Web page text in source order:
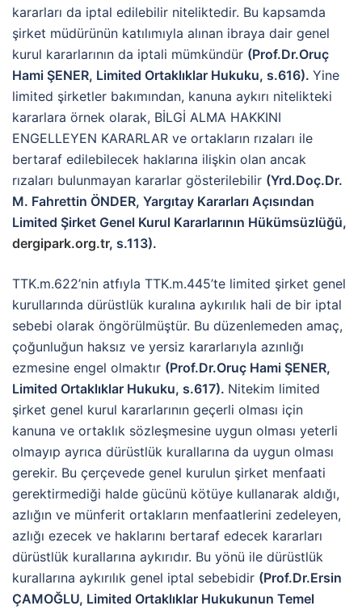
kararları da iptal edilebilir niteliktedir. Bu kapsamda
şirket müdürünün katılımıyla alınan ibraya dair genel
kurul kararlarının da iptali mümkündür (Prof.Dr.Oruç
Hami ŞENER, Limited Ortaklıklar Hukuku, s.616). Yine
limited şirketler bakımından, kanuna aykırı nitelikteki
kararlara örnek olarak, BİLGİ ALMA HAKKINI
ENGELLEYEN KARARLAR ve ortakların rızaları ile
bertaraf edilebilecek haklarına ilişkin olan ancak
rızaları bulunmayan kararlar gösterilebilir (Yrd.Doç.Dr.
M. Fahrettin ÖNDER, Yargıtay Kararları Açısından
Limited Şirket Genel Kurul Kararlarının Hükümsüzlüğü,
dergipark.org.tr, s.113).
TTK.m.622’nin atfıyla TTK.m.445’te limited şirket genel
kurullarında dürüstlük kuralına aykırılık hali de bir iptal
sebebi olarak öngörülmüştür. Bu düzenlemeden amaç,
çoğunluğun haksız ve yersiz kararlarıyla azınlığı
ezmesine engel olmaktır (Prof.Dr.Oruç Hami ŞENER,
Limited Ortaklıklar Hukuku, s.617). Nitekim limited
şirket genel kurul kararlarının geçerli olması için
kanuna ve ortaklık sözleşmesine uygun olması yeterli
olmayıp ayrıca dürüstlük kurallarına da uygun olması
gerekir. Bu çerçevede genel kurulun şirket menfaati
gerektirmediği halde gücünü kötüye kullanarak aldığı,
azlığın ve münferit ortakların menfaatlerini zedeleyen,
azlığı ezecek ve haklarını bertaraf edecek kararları
dürüstlük kurallarına aykırıdır. Bu yönü ile dürüstlük
kurallarına aykırılık genel iptal sebebidir (Prof.Dr.Ersin
ÇAMOĞLU, Limited Ortaklıklar Hukukunun Temel